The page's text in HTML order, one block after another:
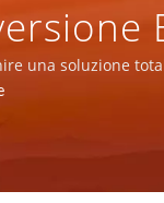
Di
una soluzione